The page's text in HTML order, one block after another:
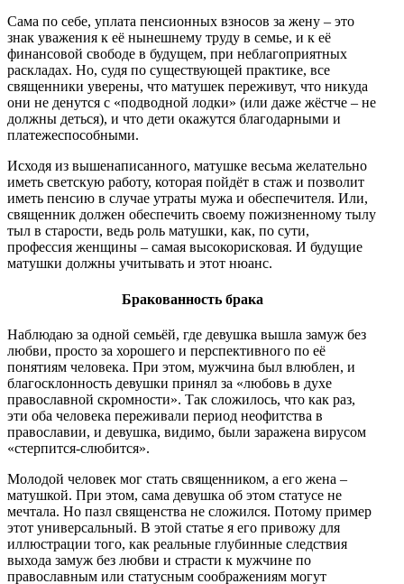
Сама по себе, уплата пенсионных взносов за жену – это
знак уважения к её нынешнему труду в семье, и к её
финансовой свободе в будущем, при неблагоприятных
раскладах. Но, судя по существующей практике, все
священники уверены, что матушек переживут, что никуда
они не денутся с «подводной лодки» (или даже жёстче – не
должны деться), и что дети окажутся благодарными и
платежеспособными.
Исходя из вышенаписанного, матушке весьма желательно
иметь светскую работу, которая пойдёт в стаж и позволит
иметь пенсию в случае утраты мужа и обеспечителя. Или,
священник должен обеспечить своему пожизненному тылу
тыл в старости, ведь роль матушки, как, по сути,
профессия женщины – самая высокорисковая. И будущие
матушки должны учитывать и этот нюанс.
Бракованность брака
Наблюдаю за одной семьёй, где девушка вышла замуж без
любви, просто за хорошего и перспективного по её
понятиям человека. При этом, мужчина был влюблен, и
благосклонность девушки принял за «любовь в духе
православной скромности». Так сложилось, что как раз,
эти оба человека переживали период неофитства в
православии, и девушка, видимо, были заражена вирусом
«стерпится-слюбится».
Молодой человек мог стать священником, а его жена –
матушкой. При этом, сама девушка об этом статусе не
мечтала. Но пазл священства не сложился. Потому пример
этот универсальный. В этой статье я его привожу для
иллюстрации того, как реальные глубинные следствия
выхода замуж без любви и страсти к мужчине по
православным или статусным соображениям могут